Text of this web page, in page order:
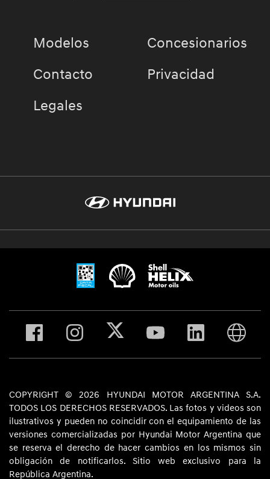
Modelos
Concesionarios
Contacto
Privacidad
Legales
COPYRIGHT © 2026 HYUNDAI MOTOR ARGENTINA S.A.
TODOS LOS DERECHOS RESERVADOS. Las fotos y videos son
ilustrativos y pueden no coincidir con el equipamiento de las
versiones comercializadas por Hyundai Motor Argentina que
se reserva el derecho de hacer cambios en los mismos sin
obligación de notificarlos. Sitio web exclusivo para la
República Argentina.